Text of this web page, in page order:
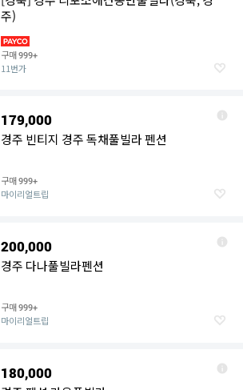
주)
구매999+
11번가
179,000
경주 빈티지 경주 독채풀빌라 펜션
구매999+
마이리얼트립
200,000
경주 다나풀빌라펜션
구매999+
마이리얼트립
180,000